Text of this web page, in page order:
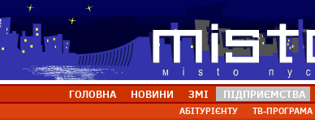
ГОЛОВНА НОВИНИ ЗМІ ПІДПРИЄМСТВА
АБІТУРІЄНТУ ТВ-ПРОГРАМА